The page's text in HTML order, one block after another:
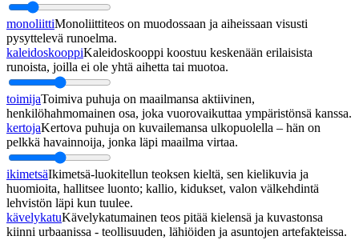
monoliittiMonoliittiteos on muodossaan ja aiheissaan visusti
pysyttelevä runoelma.
kaleidoskooppiKaleidoskooppi koostuu keskenään erilaisista
runoista, joilla ei ole yhtä aihetta tai muotoa.
toimijaToimiva puhuja on maailmansa aktiivinen,
henkilöhahmomainen osa, joka vuorovaikuttaa ympäristönsä kanssa.
kertojaKertova puhuja on kuvailemansa ulkopuolella – hän on
pelkkä havainnoija, jonka läpi maailma virtaa.
ikimetsäIkimetsä-luokitellun teoksen kieltä, sen kielikuvia ja
huomioita, hallitsee luonto; kallio, kidukset, valon välkehdintä
lehvistön läpi kun tuulee.
kävelykatuKävelykatumainen teos pitää kielensä ja kuvastonsa
kiinni urbaanissa - teollisuuden, lähiöiden ja asuntojen artefakteissa.